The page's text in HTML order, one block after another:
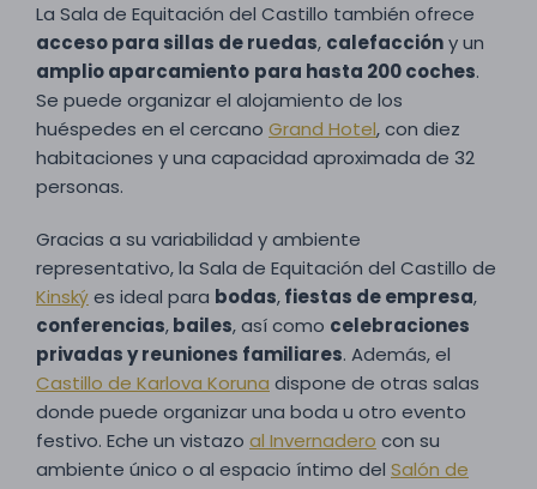
La Sala de Equitación del Castillo también ofrece
acceso para sillas de ruedas, calefaccióny un
amplio aparcamiento para hasta 200 coches.
Se puede organizar el alojamiento de los
huéspedes en el cercano Grand Hotel, con diez
habitaciones y una capacidad aproximada de 32
personas.
Gracias a su variabilidad y ambiente
representativo, la Sala de Equitación del Castillo de
Kinskýes ideal para bodas,fiestas de empresa,
conferencias,bailes, así como celebraciones
privadas y reuniones familiares. Además, el
Castillo de Karlova Koruna dispone de otras salas
donde puede organizar una boda u otro evento
festivo. Eche un vistazo al Invernadero con su
ambiente único o al espacio íntimo del Salón de